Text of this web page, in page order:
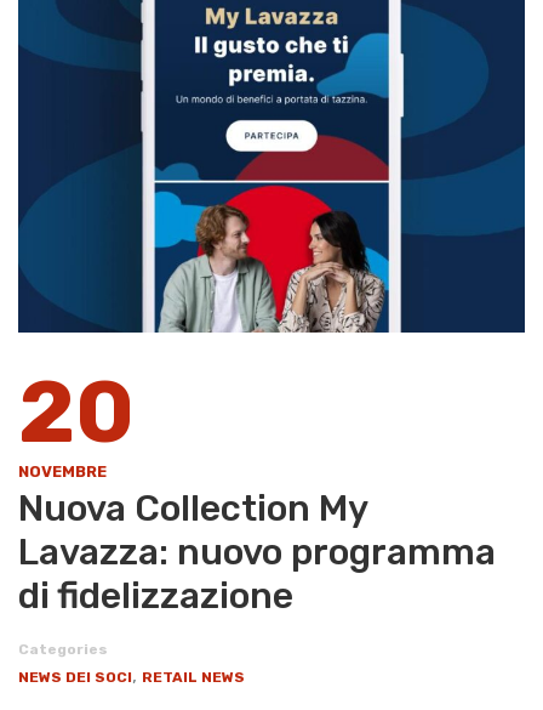
20
NOVEMBRE
Nuova Collection My
Lavazza: nuovo programma
di fidelizzazione
Categories
NEWS DEI SOCI, RETAIL NEWS